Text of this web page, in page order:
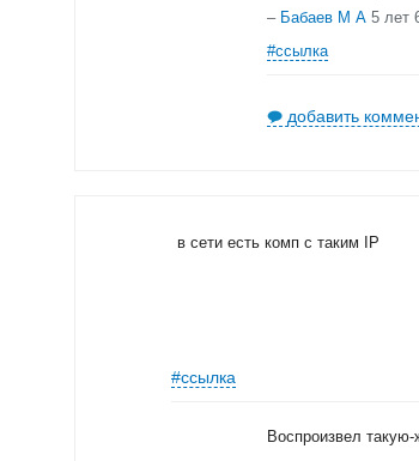
– Бабаев М А 5 лет
#ссылка
добавить
в сети есть комп с таким IP
#ссылка
Воспроизвел